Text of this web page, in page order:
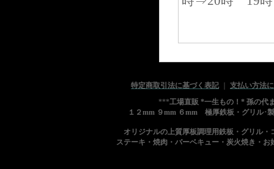
特定商取引法に基づく表記｜ 支払い方法
***工場直販 *一生もの！* 孫の代
１２mm ９mm ６mm 極厚鉄板・グリル･
オリジナルの上質厚板調理用鉄板・グリル
ステーキ・焼肉・バーベキュー・炭火焼き・